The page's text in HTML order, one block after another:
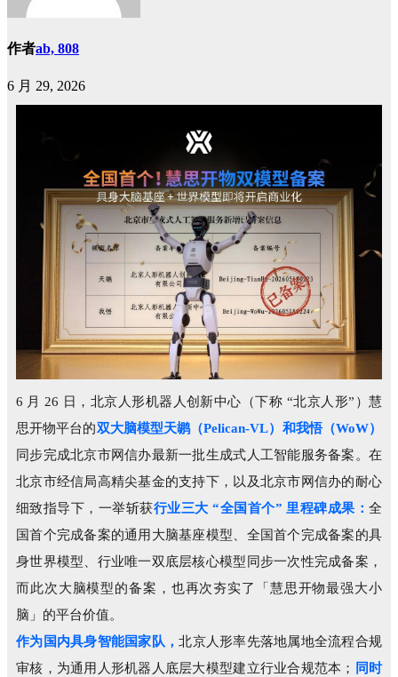
作者ab, 808
6 月 29, 2026
6 月 26 日，北京人形机器人创新中心（下称 “北京人形”）慧
思开物平台的双大脑模型天鹕（Pelican-VL）和我悟（WoW）
同步完成北京市网信办最新一批生成式人工智能服务备案。在
北京市经信局高精尖基金的支持下，以及北京市网信办的耐心
细致指导下，一举斩获行业三大 “全国首个” 里程碑成果：全
国首个完成备案的通用大脑基座模型、全国首个完成备案的具
身世界模型、行业唯一双底层核心模型同步一次性完成备案，
而此次大脑模型的备案，也再次夯实了「慧思开物最强大小
脑」的平台价值。
作为国内具身智能国家队，北京人形率先落地属地全流程合规
审核，为通用人形机器人底层大模型建立行业合规范本；
同时